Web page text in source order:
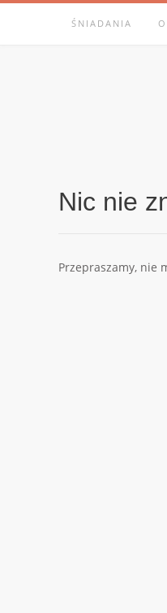
Skip
ŚNIADANIA
Nic nie
Przepraszamy, nie